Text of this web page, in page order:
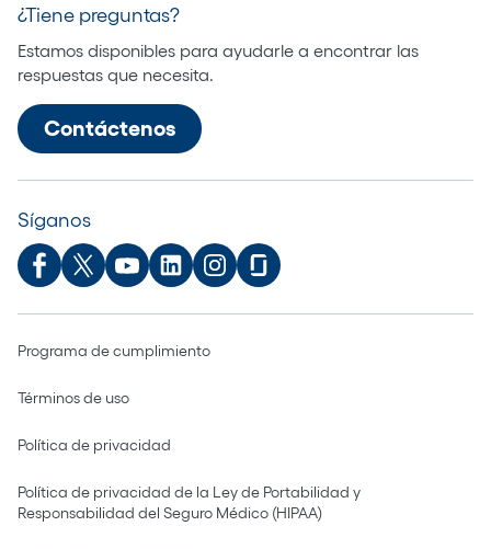
¿Tiene preguntas?
Estamos disponibles para ayudarle a encontrar las
respuestas que necesita.
Contáctenos
Síganos
Programa de cumplimiento
Términos de uso
Política de privacidad
Política de privacidad de la Ley de Portabilidad y
Responsabilidad del Seguro Médico (HIPAA)